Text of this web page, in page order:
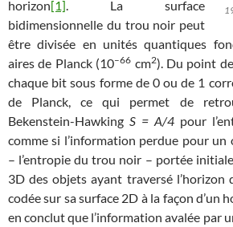
horizon[1]. La surface
bidimensionnelle du trou noir peut
être divisée en unités quantiques
aires de Planck (10–66 cm2). Du point
chaque bit sous forme de 0 ou de 1
de Planck, ce qui permet de
Bekenstein-Hawking S = A/4 pour
comme si l’information perdue pour
– l’entropie du trou noir – portée
3D des objets ayant traversé l’horizon
codée sur sa surface 2D à la façon d’un
en conclut que l’information avalée par